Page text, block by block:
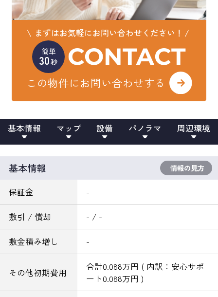
まずはお気軽にお問い合わせください！
簡単
30秒 CONTACT
この物件にお問い合わせする
基本情報 マップ 設備 パノラマ 周辺環境
基本情報 情報の見方
保証金 -
敷引 / 償却 - / -
敷金積み増し -
その他初期費用
合計0.088万円 ( 内訳：安心サポ
ート0.088万円 )